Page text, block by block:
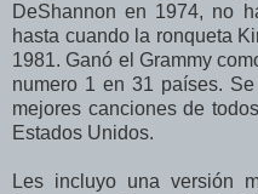
DeShannon en 1974, no
hasta cuando la ronqueta
1981. Ganó el Grammy
numero 1 en 31 países.
mejores canciones de
Estados Unidos.
Les incluyo una versión